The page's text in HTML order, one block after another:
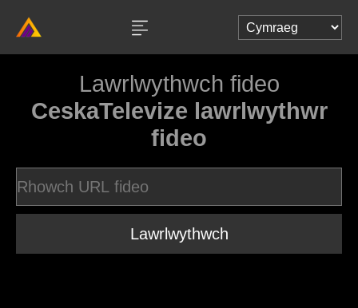
Lawrlwythwch fideo
CeskaTelevize lawrlwythwr
fideo
Lawrlwythwch